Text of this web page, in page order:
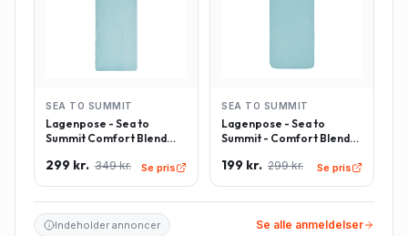
SEA TO SUMMIT
Lagenpose - Sea to
Summit Comfort Blend
pudeindlæg -
299 kr. 349 kr. Se pris
SEA TO SUMMIT
Lagenpose - Sea to
Summit - Comfort Blend
Rektangulær - Lyseblå
199 kr. 299 kr. Se pris
Indeholder annoncer Se alle anmeldelser